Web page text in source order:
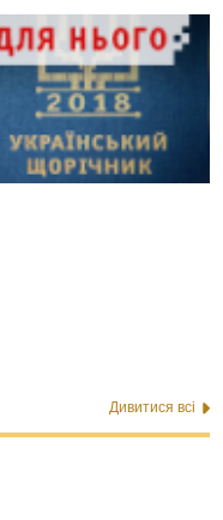
Дивитися всі